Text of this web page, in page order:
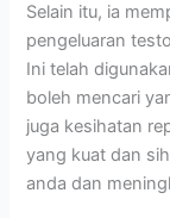
Selain itu, ia
pengeluaran
Ini telah
boleh mencari
juga kesihatan
yang kuat dan
anda dan